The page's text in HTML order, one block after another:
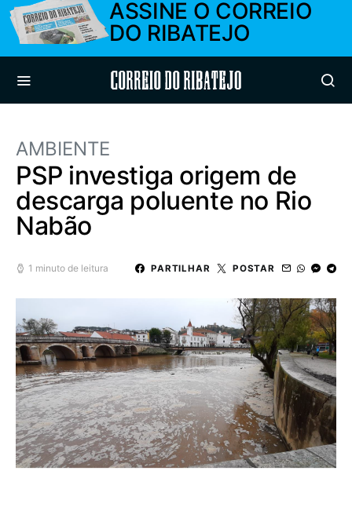
ASSINE O CORREIO
DO RIBATEJO
Correio do Ribatejo
AMBIENTE
PSP investiga origem de
descarga poluente no Rio
Nabão
1 minuto de leitura PARTILHAR POSTAR